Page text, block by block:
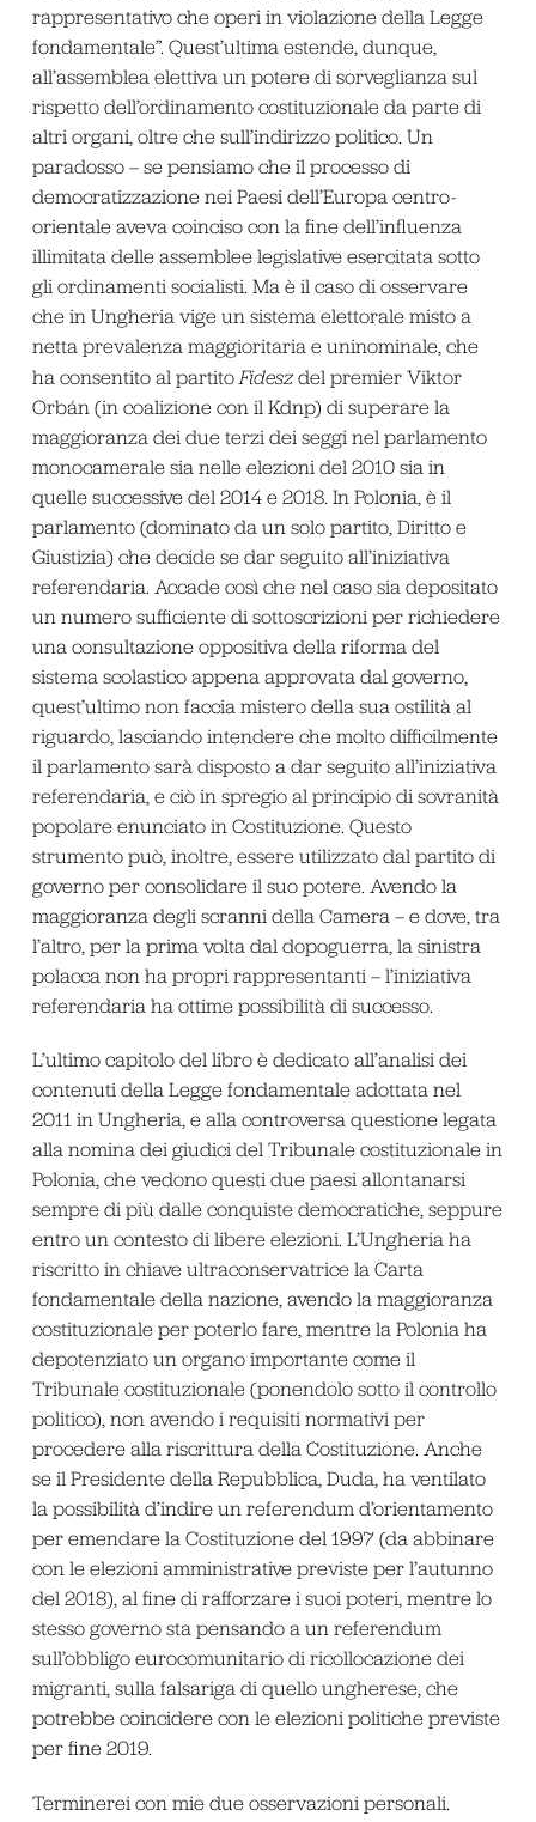
rappresentativo che operi in violazione della Legge
fondamentale”. Quest’ultima estende, dunque,
all’assemblea elettiva un potere di sorveglianza sul
rispetto dell’ordinamento costituzionale da parte di
altri organi, oltre che sull’indirizzo politico. Un
paradosso – se pensiamo che il processo di
democratizzazione nei Paesi dell’Europa centro-
orientale aveva coinciso con la fine dell’influenza
illimitata delle assemblee legislative esercitata sotto
gli ordinamenti socialisti. Ma è il caso di osservare
che in Ungheria vige un sistema elettorale misto a
netta prevalenza maggioritaria e uninominale, che
ha consentito al partito Fideszdel premier Viktor
Orbán (in coalizione con il Kdnp) di superare la
maggioranza dei due terzi dei seggi nel parlamento
monocamerale sia nelle elezioni del 2010 sia in
quelle successive del 2014 e 2018. In Polonia, è il
parlamento (dominato da un solo partito, Diritto e
Giustizia) che decide se dar seguito all’iniziativa
referendaria. Accade così che nel caso sia depositato
un numero sufficiente di sottoscrizioni per richiedere
una consultazione oppositiva della riforma del
sistema scolastico appena approvata dal governo,
quest’ultimo non faccia mistero della sua ostilità al
riguardo, lasciando intendere che molto difficilmente
il parlamento sarà disposto a dar seguito all’iniziativa
referendaria, e ciò in spregio al principio di sovranità
popolare enunciato in Costituzione. Questo
strumento può, inoltre, essere utilizzato dal partito di
governo per consolidare il suo potere. Avendo la
maggioranza degli scranni della Camera – e dove, tra
l’altro, per la prima volta dal dopoguerra, la sinistra
polacca non ha propri rappresentanti – l’iniziativa
referendaria ha ottime possibilità di successo.
L’ultimo capitolo del libro è dedicato all’analisi dei
contenuti della Legge fondamentale adottata nel
2011 in Ungheria, e alla controversa questione legata
alla nomina dei giudici del Tribunale costituzionale in
Polonia, che vedono questi due paesi allontanarsi
sempre di più dalle conquiste democratiche, seppure
entro un contesto di libere elezioni. L’Ungheria ha
riscritto in chiave ultraconservatrice la Carta
fondamentale della nazione, avendo la maggioranza
costituzionale per poterlo fare, mentre la Polonia ha
depotenziato un organo importante come il
Tribunale costituzionale (ponendolo sotto il controllo
politico), non avendo i requisiti normativi per
procedere alla riscrittura della Costituzione. Anche
se il Presidente della Repubblica, Duda, ha ventilato
la possibilità d’indire un referendum d’orientamento
per emendare la Costituzione del 1997 (da abbinare
con le elezioni amministrative previste per l’autunno
del 2018), al fine di rafforzare i suoi poteri, mentre lo
stesso governo sta pensando a un referendum
sull’obbligo eurocomunitario di ricollocazione dei
migranti, sulla falsariga di quello ungherese, che
potrebbe coincidere con le elezioni politiche previste
per fine 2019.
Terminerei con mie due osservazioni personali.